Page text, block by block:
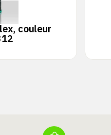
couleur